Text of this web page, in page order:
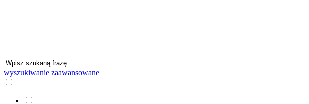
wyszukiwanie zaawansowane